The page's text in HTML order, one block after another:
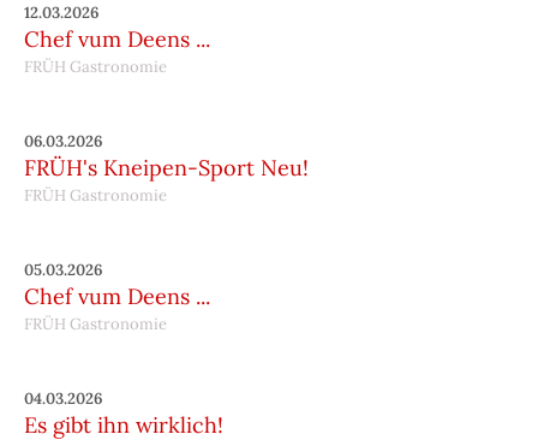
12.03.2026
Chef vum Deens ...
FRÜH Gastronomie
06.03.2026
FRÜH's Kneipen-Sport Neu!
FRÜH Gastronomie
05.03.2026
Chef vum Deens ...
FRÜH Gastronomie
04.03.2026
Es gibt ihn wirklich!